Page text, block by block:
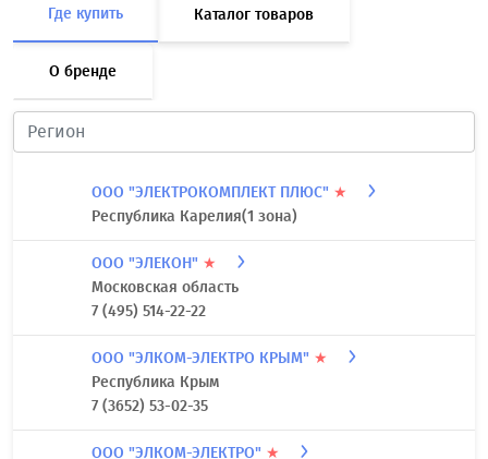
Где купить Каталог товаров
О бренде
ООО "ЭЛЕКТРОКОМПЛЕКТ ПЛЮС" ★
Республика Карелия(1 зона)
ООО "ЭЛЕКОН" ★
Московская область
7 (495) 514-22-22
ООО "ЭЛКОМ-ЭЛЕКТРО КРЫМ" ★
Республика Крым
7 (3652) 53-02-35
ООО "ЭЛКОМ-ЭЛЕКТРО" ★